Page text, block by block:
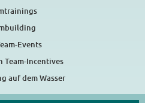
Events
Team-Incentives
auf dem Wasser